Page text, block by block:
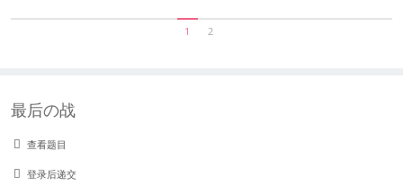
1 2
最后の战
查看题目
登录后递交